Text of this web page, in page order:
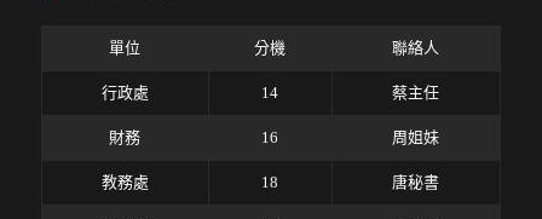
單位 分機 聯絡人
行政處 14 蔡主任
財務 16 周姐妹
教務處 18 唐秘書